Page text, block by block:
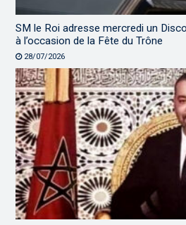
SM le Roi adresse mercredi un
à l’occasion de la Fête du Trône
28/07/2026